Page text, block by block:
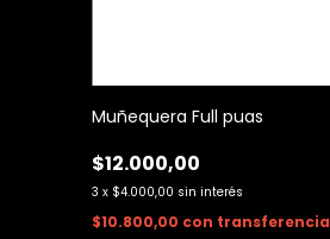
Muñequera Full puas
$12.000,00
3 x $4.000,00 sin interés
$10.800,00 con transferencia